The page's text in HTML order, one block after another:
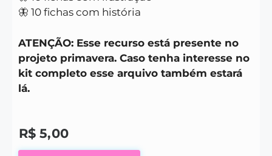
🦋 10 fichas com história
ATENÇÃO: Esse recurso está presente no
projeto primavera. Caso tenha interesse no
kit completo esse arquivo também estará
lá.
R$ 5,00